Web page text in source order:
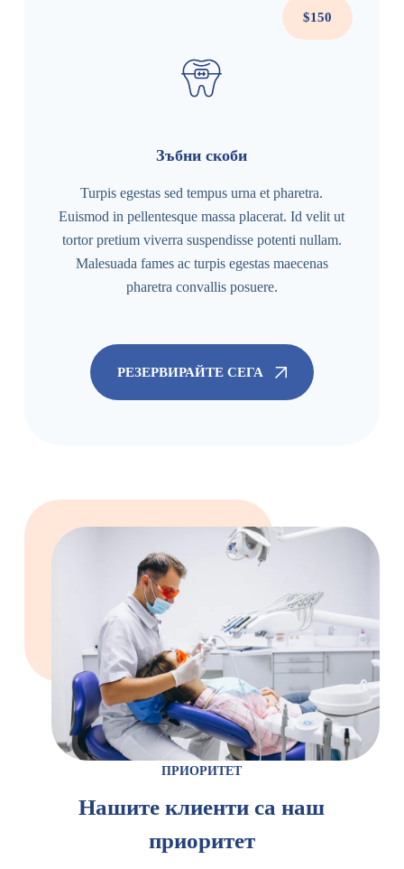
$150
Зъбни скоби
Turpis egestas sed tempus urna et pharetra.
Euismod in pellentesque massa placerat. Id velit ut
tortor pretium viverra suspendisse potenti nullam.
Malesuada fames ac turpis egestas maecenas
pharetra convallis posuere.
РЕЗЕРВИРАЙТЕ СЕГА
ПРИОРИТЕТ
Нашите клиенти са наш
приоритет